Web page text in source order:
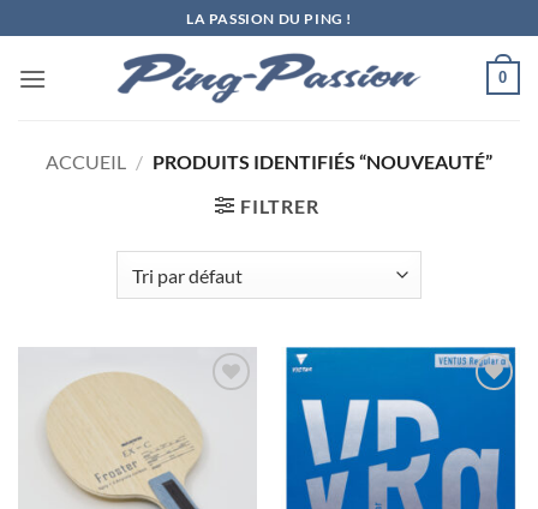
au
contenu
LA PASSION DU PING !
0
ACCUEIL / PRODUITS IDENTIFIÉS “NOUVEAUTÉ”
FILTRER